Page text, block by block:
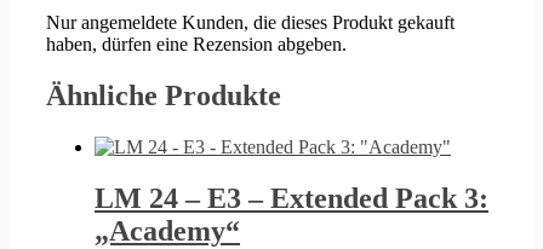
Nur angemeldete Kunden, die dieses Produkt gekauft
haben, dürfen eine Rezension abgeben.
Ähnliche Produkte
LM 24 – E3 – Extended Pack 3:
„Academy“